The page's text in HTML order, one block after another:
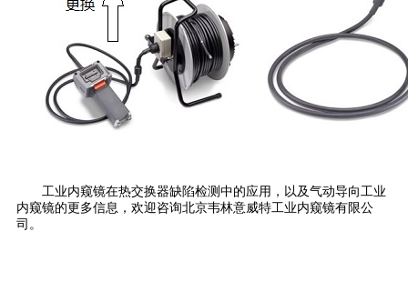
工业内窥镜在热交换器缺陷检测中的应用，以及气动导向工业
内窥镜的更多信息，欢迎咨询北京韦林意威特工业内窥镜有限公
司。